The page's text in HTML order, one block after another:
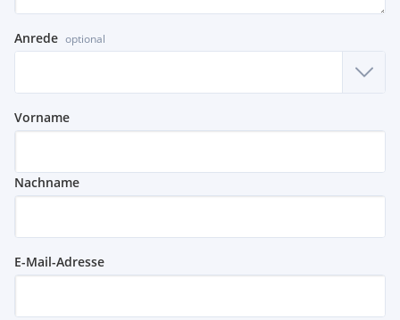
Anrede optional
Vorname
Nachname
E-Mail-Adresse